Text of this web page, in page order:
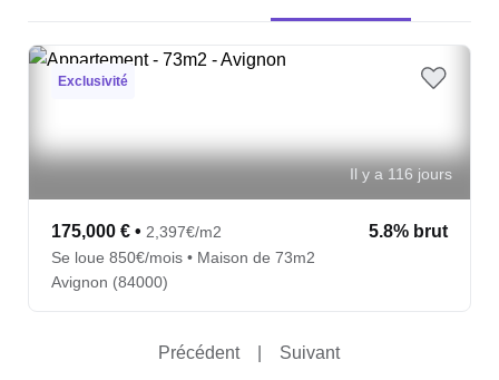
Exclusivité
Il y a 116 jours
175,000 € • 2,397€/m2 5.8% brut
Se loue 850€/mois • Maison de 73m2
Avignon (84000)
Précédent Suivant